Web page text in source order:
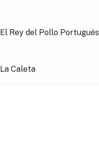
El Rey del Pollo Portugués
La Caleta